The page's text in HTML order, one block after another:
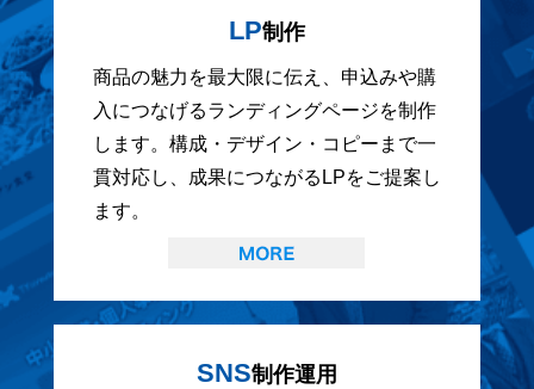
LP制作
商品の魅力を最大限に伝え、申込みや購
入につなげるランディングページを制作
します。構成・デザイン・コピーまで一
貫対応し、成果につながるLPをご提案し
ます。
SNS制作運用